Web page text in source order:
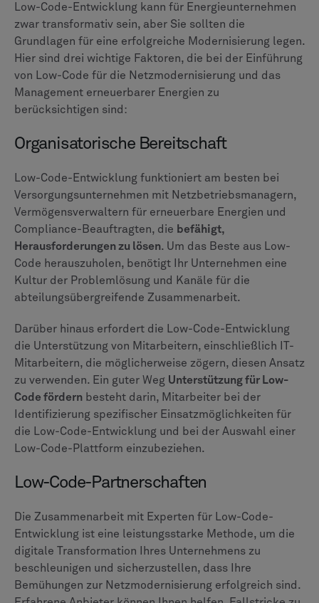
Low-Code-Entwicklung kann für Energieunternehmen
zwar transformativ sein, aber Sie sollten die
Grundlagen für eine erfolgreiche Modernisierung legen.
Hier sind drei wichtige Faktoren, die bei der Einführung
von Low-Code für die Netzmodernisierung und das
Management erneuerbarer Energien zu
berücksichtigen sind:
Organisatorische Bereitschaft
Low-Code-Entwicklung funktioniert am besten bei
Versorgungsunternehmen mit Netzbetriebsmanagern,
Vermögensverwaltern für erneuerbare Energien und
Compliance-Beauftragten, die befähigt,
Herausforderungen zu lösen. Um das Beste aus Low-
Code herauszuholen, benötigt Ihr Unternehmen eine
Kultur der Problemlösung und Kanäle für die
abteilungsübergreifende Zusammenarbeit.
Darüber hinaus erfordert die Low-Code-Entwicklung
die Unterstützung von Mitarbeitern, einschließlich IT-
Mitarbeitern, die möglicherweise zögern, diesen Ansatz
zu verwenden. Ein guter Weg Unterstützung für Low-
Code fördern besteht darin, Mitarbeiter bei der
Identifizierung spezifischer Einsatzmöglichkeiten für
die Low-Code-Entwicklung und bei der Auswahl einer
Low-Code-Plattform einzubeziehen.
Low-Code-Partnerschaften
Die Zusammenarbeit mit Experten für Low-Code-
Entwicklung ist eine leistungsstarke Methode, um die
digitale Transformation Ihres Unternehmens zu
beschleunigen und sicherzustellen, dass Ihre
Bemühungen zur Netzmodernisierung erfolgreich sind.